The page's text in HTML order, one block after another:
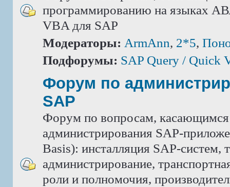
программированию на языках
VBA для SAP
Модераторы: ArmAnn, 2*5,
Подфорумы: SAP Query / Quick
Форум по
SAP
Форум по вопросам, касающимся
администрирования SAP-
Basis): инсталляция SAP-систем,
администрирование,
роли и полномочия,